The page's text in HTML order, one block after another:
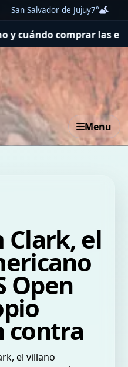
San Salvador de Jujuy7°
las entradas Tres
Menu
Clark, el
Open
contra